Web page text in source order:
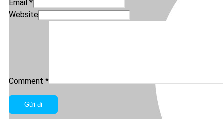
Email *
Website
Comment *